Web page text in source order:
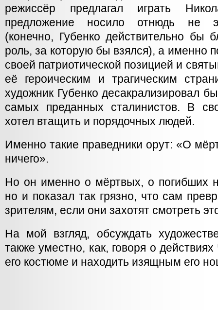
режиссёр предлагал играть
предложение носило отнюдь не
(конечно, Губенко действительно бы
роль, за которую бы взялся), а именно
своей патриотической позицией и
её героическим и трагическим
художник Губенко десакрализировал
самых преданных сталинистов. В
хотел втащить и порядочных людей.
Именно такие праведники орут: «О
ничего».
Но он именно о мёртвых, о погибших
но и показал так грязно, что сам
зрителям, если они захотят смотреть
На мой взгляд, обсуждать
также уместно, как, говоря о
его костюме и находить изящным его